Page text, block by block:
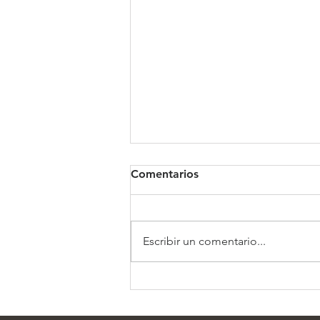
Clínica Somno
Comentarios
Escribir un comentario...